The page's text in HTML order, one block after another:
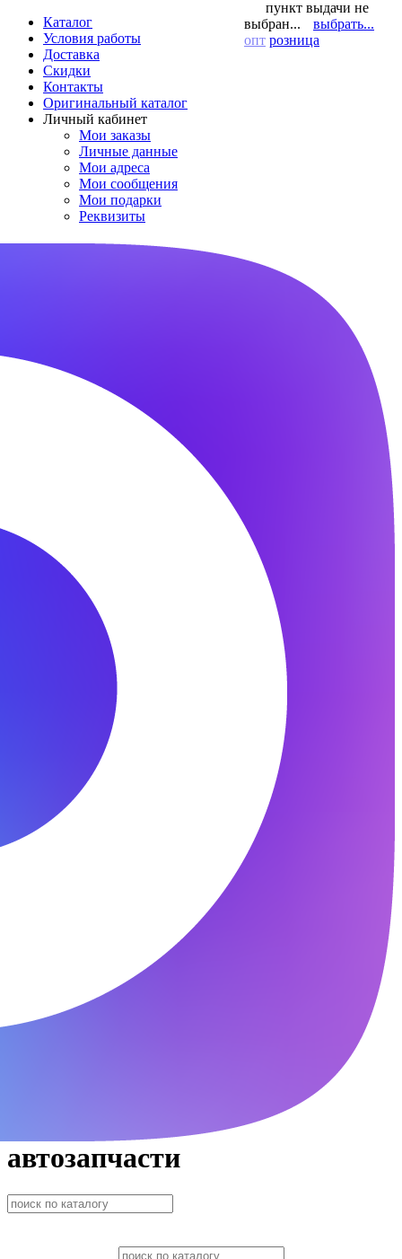
Каталог
Условия работы
Доставка
Скидки
Контакты
Оригинальный каталог
Личный кабинет
Мои заказы
Личные данные
Мои адреса
Мои сообщения
Мои подарки
Реквизиты
пункт выдачи не
выбран...
выбрать...
опт розница
автозапчасти